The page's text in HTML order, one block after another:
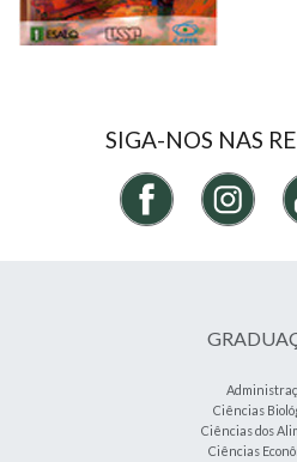
SIGA-NOS NAS
Ciências
Ciências dos
Ciências